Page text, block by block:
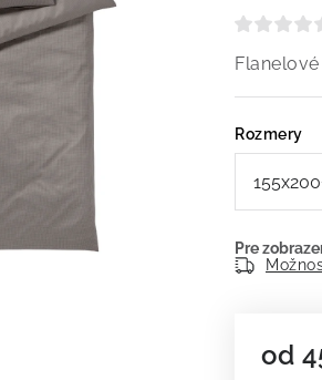
Rozmery
od